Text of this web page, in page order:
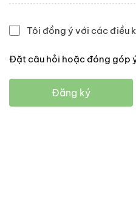
Tôi đồng ý với các điều
Đặt câu hỏi hoặc đóng góp
Đăng ký